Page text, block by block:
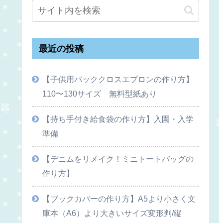
最近の投稿
【子供用バッククロスエプロンの作り方】
110〜130サイズ 無料型紙あり
【持ち手付き給食袋の作り方】入園・入学
準備
【デニムをリメイク！ミニトートバッグの
作り方】
【ブックカバーの作り方】A5より小さく文
庫本（A6）より大きいサイズ変形判/縦